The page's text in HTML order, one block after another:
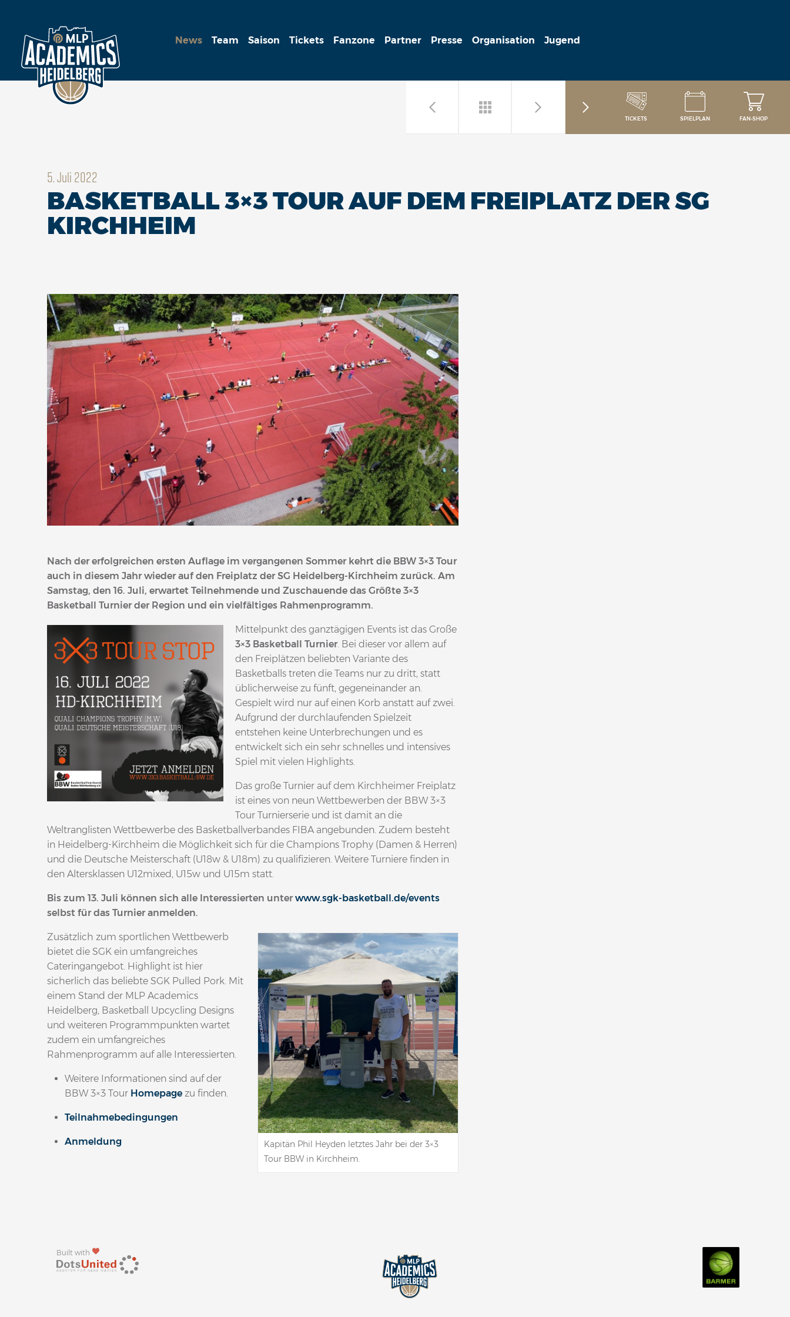
News Team Saison Tickets Fanzone Partner Presse Organisation Jugend
TICKETS SPIELPLAN FAN-SHOP
5. Juli 2022
BASKETBALL 3×3 TOUR AUF DEM FREIPLATZ DER SG
KIRCHHEIM
Nach der erfolgreichen ersten Auflage im vergangenen Sommer kehrt die BBW 3×3 Tour
auch in diesem Jahr wieder auf den Freiplatz der SG Heidelberg-Kirchheim zurück. Am
Samstag, den 16. Juli, erwartet Teilnehmende und Zuschauende das Größte 3×3
Basketball Turnier der Region und ein vielfältiges Rahmenprogramm.
Mittelpunkt des ganztägigen Events ist das Große
3×3 Basketball Turnier. Bei dieser vor allem auf
den Freiplätzen beliebten Variante des
Basketballs treten die Teams nur zu dritt, statt
üblicherweise zu fünft, gegeneinander an.
Gespielt wird nur auf einen Korb anstatt auf zwei.
Aufgrund der durchlaufenden Spielzeit
entstehen keine Unterbrechungen und es
entwickelt sich ein sehr schnelles und intensives
Spiel mit vielen Highlights.
Das große Turnier auf dem Kirchheimer Freiplatz
ist eines von neun Wettbewerben der BBW 3×3
Tour Turnierserie und ist damit an die
Weltranglisten Wettbewerbe des Basketballverbandes FIBA angebunden. Zudem besteht
in Heidelberg-Kirchheim die Möglichkeit sich für die Champions Trophy (Damen & Herren)
und die Deutsche Meisterschaft (U18w & U18m) zu qualifizieren. Weitere Turniere finden in
den Altersklassen U12mixed, U15w und U15m statt.
Bis zum 13. Juli können sich alle Interessierten unterwww.sgk-basketball.de/events
selbst für das Turnier anmelden.
Kapitän Phil Heyden letztes Jahr bei der 3×3
Tour BBW in Kirchheim.
Zusätzlich zum sportlichen Wettbewerb
bietet die SGK ein umfangreiches
Cateringangebot. Highlight ist hier
sicherlich das beliebte SGK Pulled Pork. Mit
einem Stand der MLP Academics
Heidelberg, Basketball Upcycling Designs
und weiteren Programmpunkten wartet
zudem ein umfangreiches
Rahmenprogramm auf alle Interessierten.
Weitere Informationen sind auf der
BBW 3×3 Tour Homepage zu finden.
Teilnahmebedingungen
Anmeldung
Built with